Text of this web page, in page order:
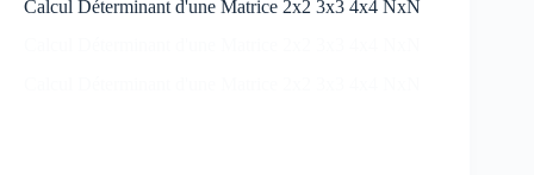
Calcul Déterminant d'une Matrice 2x2 3x3 4x4 NxN